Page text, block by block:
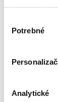
nám
súhlasu
Potrebné
Analytické
Zoradiť